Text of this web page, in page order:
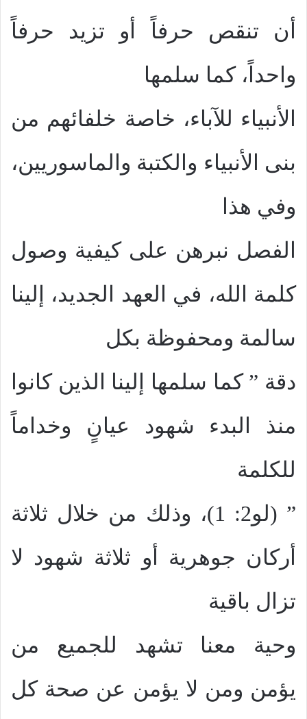
أن تنقص حرفاً أو تزيد حرفاً
واحداً، كما سلمها
الأنبياء للآباء، خاصة خلفائهم من
بنى الأنبياء والكتبة والماسوريين،
وفي هذا
الفصل نبرهن على كيفية وصول
كلمة الله، في العهد الجديد، إلينا
سالمة ومحفوظة بكل
دقة ” كما سلمها إلينا الذين كانوا
منذ البدء شهود عيانٍ وخداماً
للكلمة
” (لو2: 1)، وذلك من خلال ثلاثة
أركان جوهرية أو ثلاثة شهود لا
تزال باقية
وحية معنا تشهد للجميع من
يؤمن ومن لا يؤمن عن صحة كل